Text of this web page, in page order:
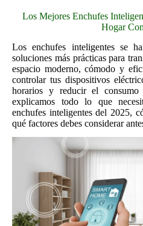
Los Mejores Enchufes
Hogar
Los enchufes inteligentes se
soluciones más prácticas para
espacio moderno, cómodo y
controlar tus dispositivos
horarios y reducir el
explicamos todo lo que
enchufes inteligentes del 2025,
qué factores debes considerar